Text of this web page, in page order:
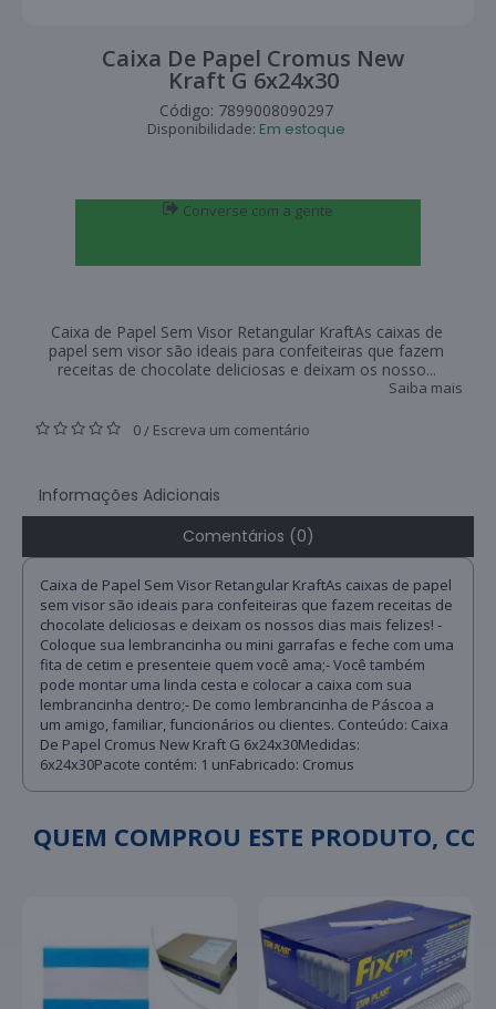
Caixa De Papel Cromus New
Kraft G 6x24x30
Código: 7899008090297
Disponibilidade: Em estoque
Converse com a gente
Caixa de Papel Sem Visor Retangular KraftAs caixas de
papel sem visor são ideais para confeiteiras que fazem
receitas de chocolate deliciosas e deixam os nosso...
Saiba mais
0 / Escreva um comentário
Informações Adicionais
Comentários (0)
Caixa de Papel Sem Visor Retangular KraftAs caixas de papel
sem visor são ideais para confeiteiras que fazem receitas de
chocolate deliciosas e deixam os nossos dias mais felizes! -
Coloque sua lembrancinha ou mini garrafas e feche com uma
fita de cetim e presenteie quem você ama;- Você também
pode montar uma linda cesta e colocar a caixa com sua
lembrancinha dentro;- De como lembrancinha de Páscoa a
um amigo, familiar, funcionários ou clientes. Conteúdo: Caixa
De Papel Cromus New Kraft G 6x24x30Medidas:
6x24x30Pacote contém: 1 unFabricado: Cromus
QUEM COMPROU ESTE PRODUTO,